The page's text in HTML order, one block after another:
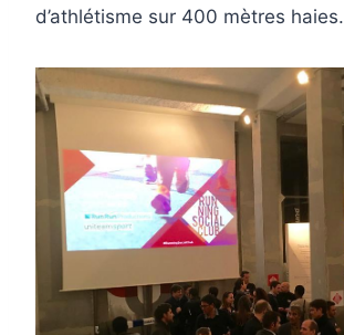
d’athlétisme sur 400 mètres haies.